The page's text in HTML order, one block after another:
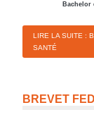
Bachelor
LIRE LA SUITE :
SANTÉ
BREVET